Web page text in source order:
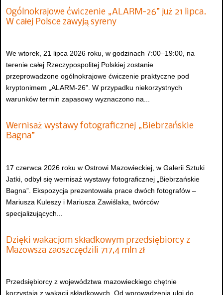
Ogólnokrajowe ćwiczenie „ALARM-26” już 21 lipca.
W całej Polsce zawyją syreny
We wtorek, 21 lipca 2026 roku, w godzinach 7:00–19:00, na
terenie całej Rzeczypospolitej Polskiej zostanie
przeprowadzone ogólnokrajowe ćwiczenie praktyczne pod
kryptonimem „ALARM-26”. W przypadku niekorzystnych
warunków termin zapasowy wyznaczono na...
Wernisaż wystawy fotograficznej „Biebrzańskie
Bagna”
17 czerwca 2026 roku w Ostrowi Mazowieckiej, w Galerii Sztuki
Jatki, odbył się wernisaż wystawy fotograficznej „Biebrzańskie
Bagna”. Ekspozycja prezentowała prace dwóch fotografów –
Mariusza Kuleszy i Mariusza Zawiślaka, twórców
specjalizujących...
Dzięki wakacjom składkowym przedsiębiorcy z
Mazowsza zaoszczędzili 717,4 mln zł
Przedsiębiorcy z województwa mazowieckiego chętnie
korzystają z wakacji składkowych. Od wprowadzenia ulgi do